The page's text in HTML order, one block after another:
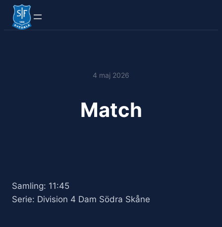
4 maj 2026
Match
Samling: 11:45
Serie: Division 4 Dam Södra Skåne